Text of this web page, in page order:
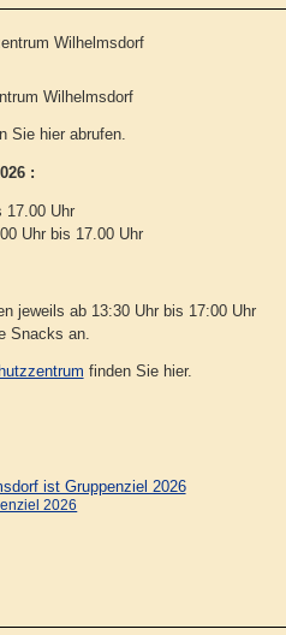
Wilhelmsdorf
Sie hier abrufen.
:
17.00 Uhr
Uhr bis 17.00 Uhr
jeweils ab 13:30 Uhr bis 17:00 Uhr
Snacks an.
finden Sie hier.
2026